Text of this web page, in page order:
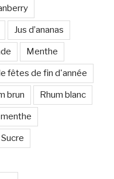
Jus d’ananas
Menthe
fêtes de fin d'année
brun Rhum blanc
Sucre